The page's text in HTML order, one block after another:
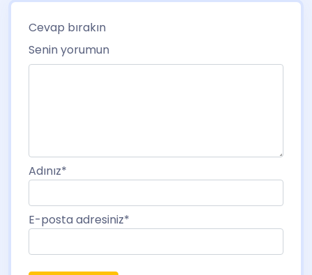
Cevap bırakın
Senin yorumun
Adınız*
E-posta adresiniz*